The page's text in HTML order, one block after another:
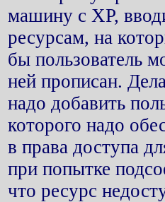
машину с XP,
ресурсам, на
бы пользователь
ней прописан.
надо добавить
которого надо
в права доступа
при попытке
что ресурс